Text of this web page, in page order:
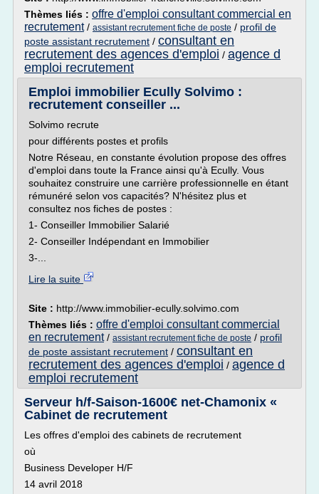
Thèmes liés : offre d'emploi consultant commercial en
recrutement/ assistant recrutement fiche de poste / profil de
poste assistant recrutement / consultant en
recrutement des agences d'emploi / agence d
emploi recrutement
Emploi immobilier Ecully Solvimo :
recrutement conseiller ...
Solvimo recrute
pour différents postes et profils
Notre Réseau, en constante évolution propose des offres
d'emploi dans toute la France ainsi qu'à Ecully. Vous
souhaitez construire une carrière professionnelle en étant
rémunéré selon vos capacités? N'hésitez plus et
consultez nos fiches de postes :
1- Conseiller Immobilier Salarié
2- Conseiller Indépendant en Immobilier
3-...
Lire la suite
Site : http://www.immobilier-ecully.solvimo.com
Thèmes liés : offre d'emploi consultant commercial
en recrutement/ assistant recrutement fiche de poste / profil
de poste assistant recrutement / consultant en
recrutement des agences d'emploi / agence d
emploi recrutement
Serveur h/f-Saison-1600€ net-Chamonix «
Cabinet de recrutement
Les offres d'emploi des cabinets de recrutement
où
Business Developer H/F
14 avril 2018